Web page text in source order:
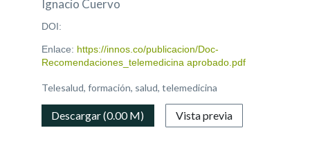
Ignacio Cuervo
DOI:
Enlace: https://innos.co/publicacion/Doc-
Recomendaciones_telemedicina aprobado.pdf
Telesalud, formación, salud, telemedicina
Descargar (0.00 M) Vista previa